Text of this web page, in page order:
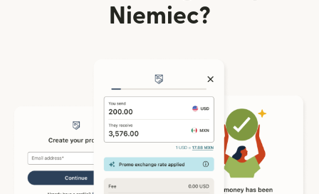
Niemiec?